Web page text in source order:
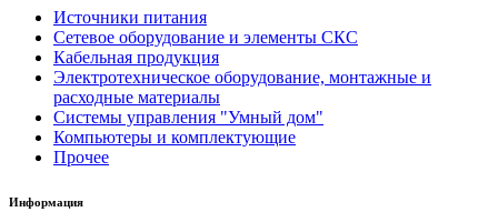
Источники питания
Сетевое оборудование и элементы СКС
Кабельная продукция
Электротехническое оборудование, монтажные и
расходные материалы
Системы управления "Умный дом"
Компьютеры и комплектующие
Прочее
Информация